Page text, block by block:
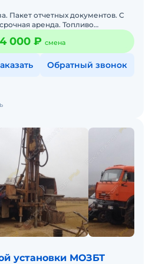
Пакет отчетных документов. С
аренда. Топливо
в день заказа. Пакет
000 ₽ смена
Обратный звонок
установки МОЗБТ